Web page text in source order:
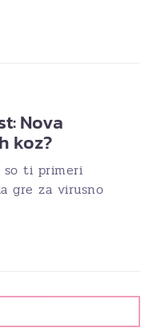
Nova
koz?
so ti primeri
gre za virusno